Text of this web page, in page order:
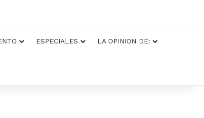
ESPECIALES LA OPINION DE: